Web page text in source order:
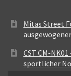
Mitas Street
CST CM-
sportlicher